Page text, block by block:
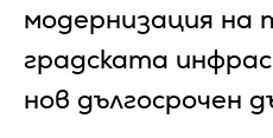
модернизация на
градската
нов дългосрочен